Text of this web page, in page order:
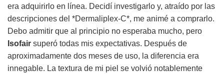
era adquirirlo en línea. Decidí investigarlo y, atraído por las
descripciones del *Dermaliplex-C*, me animé a comprarlo.
Debo admitir que al principio no esperaba mucho, pero
Isofair superó todas mis expectativas. Después de
aproximadamente dos meses de uso, la diferencia era
innegable. La textura de mi piel se volvió notablemente